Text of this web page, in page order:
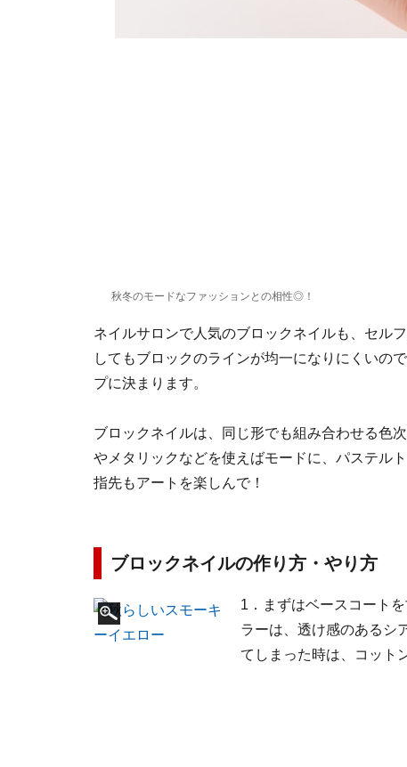
秋冬のモードなファッションとの相性◎！
ネイルサロンで人気のブロックネイルも、セル
してもブロックのラインが均一になりにくいの
プに決まります。
ブロックネイルは、同じ形でも組み合わせる色
やメタリックなどを使えばモードに、パステル
指先もアートを楽しんで！
ブロックネイルの作り方・やり方
1．まずはベースコート
ラーは、透け感のあるシ
てしまった時は、コット